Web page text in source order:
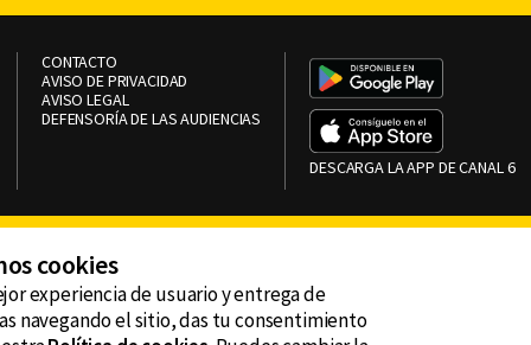
CONTACTO
AVISO DE PRIVACIDAD
AVISO LEGAL
DEFENSORÍA DE LAS AUDIENCIAS
DESCARGA LA APP DE CANAL 6
cookies
experiencia de usuario y entrega de
navegando el sitio, das tu consentimiento